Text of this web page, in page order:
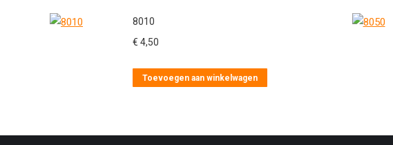
8010
€ 4,50
Toevoegen aan winkelwagen